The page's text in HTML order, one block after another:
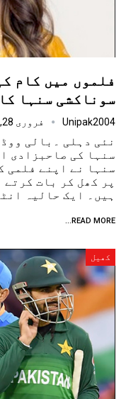
فلموں میں کام
سوناکشی سنہا
Unipak2004 فروری 28, 2025
نئی دہلی ۔بالی
سنہا کی صاحبزادی
سنہا نے اپنے فلمی
پر کھل کر بات
ہیں۔ ایک حالیہ
READ MORE...
کھیل